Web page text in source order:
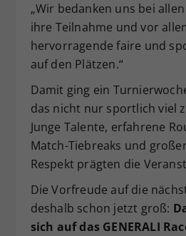
„Wir bedanken uns bei
ihre Teilnahme und vor
hervorragende faire und
auf den Plätzen.“
Damit ging ein
das nicht nur sportlich viel
Junge Talente, erfahrene
Match-Tiebreaks und
Respekt prägten die
Die Vorfreude auf die
deshalb schon jetzt groß:
sich auf das GENERALI